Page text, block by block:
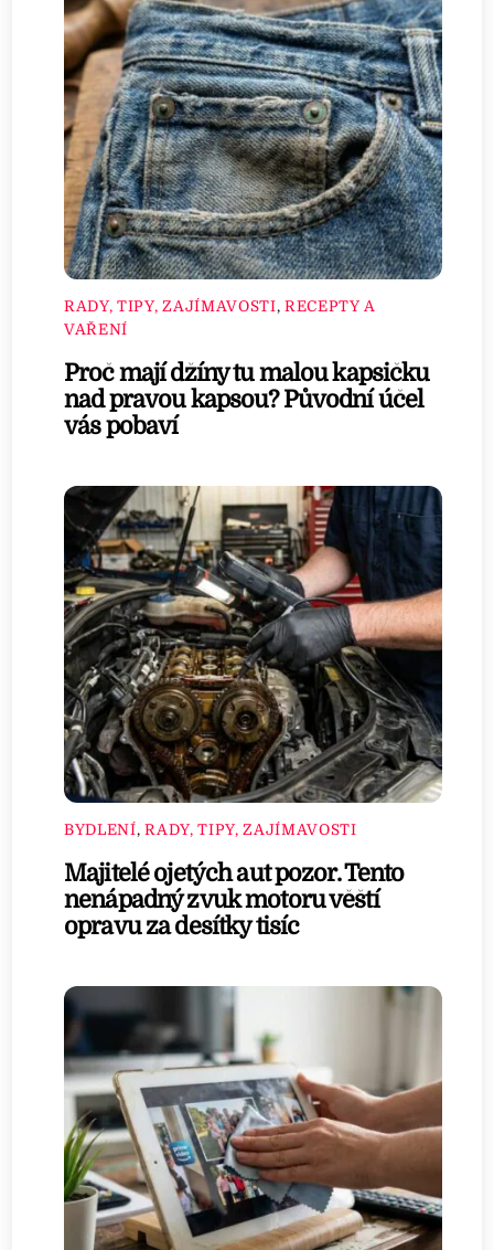
RADY, TIPY, ZAJÍMAVOSTI, RECEPTY A
VAŘENÍ
Proč mají džíny tu malou kapsičku
nad pravou kapsou? Původní účel
vás pobaví
BYDLENÍ,RADY, TIPY, ZAJÍMAVOSTI
Majitelé ojetých aut pozor. Tento
nenápadný zvuk motoru věští
opravu za desítky tisíc